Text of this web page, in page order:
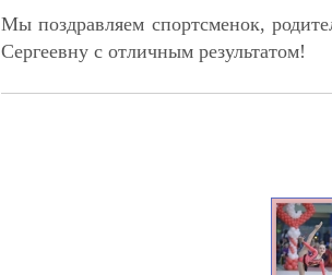
Мы поздравляем спортсменок,
Сергеевну с отличным результатом!